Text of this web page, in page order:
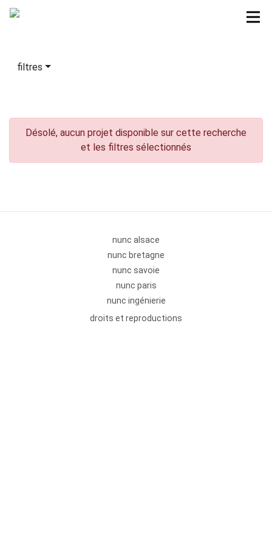
filtres
Désolé, aucun projet disponible sur cette recherche
et les filtres sélectionnés
nunc alsace
nunc bretagne
nunc savoie
nunc paris
nunc ingénierie
droits et reproductions